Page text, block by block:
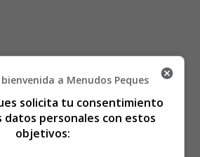
Enredados
12
a Menudos Peques
solicita tu consentimiento
datos personales con estos
objetivos: